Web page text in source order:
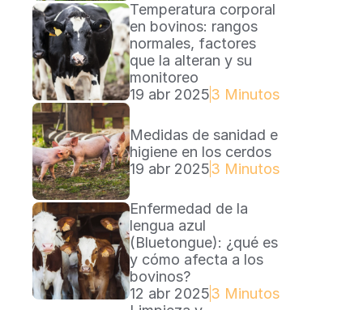
Temperatura corporal
en bovinos: rangos
normales, factores
que la alteran y su
monitoreo
19 abr 20253 Minutos Lectura
Medidas de sanidad e
higiene en los cerdos
19 abr 20253 Minutos Lectura
Enfermedad de la
lengua azul
(Bluetongue): ¿qué es
y cómo afecta a los
bovinos?
12 abr 20253 Minutos Lectura